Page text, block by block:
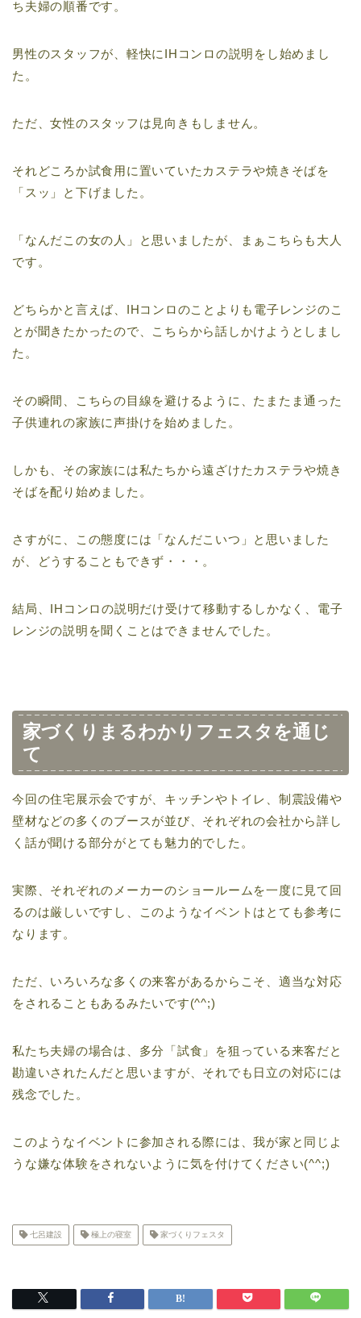
ち夫婦の順番です。
男性のスタッフが、軽快にIHコンロの説明をし始めまし
た。
ただ、女性のスタッフは見向きもしません。
それどころか試食用に置いていたカステラや焼きそばを
「スッ」と下げました。
「なんだこの女の人」と思いましたが、まぁこちらも大人
です。
どちらかと言えば、IHコンロのことよりも電子レンジのこ
とが聞きたかったので、こちらから話しかけようとしまし
た。
その瞬間、こちらの目線を避けるように、たまたま通った
子供連れの家族に声掛けを始めました。
しかも、その家族には私たちから遠ざけたカステラや焼き
そばを配り始めました。
さすがに、この態度には「なんだこいつ」と思いました
が、どうすることもできず・・・。
結局、IHコンロの説明だけ受けて移動するしかなく、電子
レンジの説明を聞くことはできませんでした。
家づくりまるわかりフェスタを通じ
て
今回の住宅展示会ですが、キッチンやトイレ、制震設備や
壁材などの多くのブースが並び、それぞれの会社から詳し
く話が聞ける部分がとても魅力的でした。
実際、それぞれのメーカーのショールームを一度に見て回
るのは厳しいですし、このようなイベントはとても参考に
なります。
ただ、いろいろな多くの来客があるからこそ、適当な対応
をされることもあるみたいです(^^;)
私たち夫婦の場合は、多分「試食」を狙っている来客だと
勘違いされたんだと思いますが、それでも日立の対応には
残念でした。
このようなイベントに参加される際には、我が家と同じよ
うな嫌な体験をされないように気を付けてください(^^;)
七呂建設 極上の寝室 家づくりフェスタ